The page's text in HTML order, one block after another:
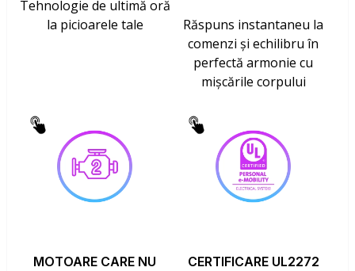
Tehnologie de ultimă oră
la picioarele tale
Răspuns instantaneu la
comenzi și echilibru în
perfectă armonie cu
mișcările corpului
MOTOARE CARE NU
CERTIFICARE UL2272